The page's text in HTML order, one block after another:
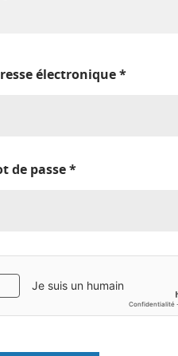
électronique*
de passe*